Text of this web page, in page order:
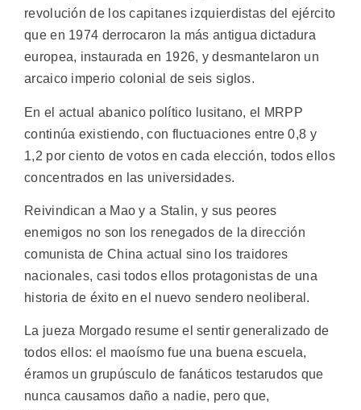
revolución de los capitanes izquierdistas del ejército
que en 1974 derrocaron la más antigua dictadura
europea, instaurada en 1926, y desmantelaron un
arcaico imperio colonial de seis siglos.
En el actual abanico político lusitano, el MRPP
continúa existiendo, con fluctuaciones entre 0,8 y
1,2 por ciento de votos en cada elección, todos ellos
concentrados en las universidades.
Reivindican a Mao y a Stalin, y sus peores
enemigos no son los renegados de la dirección
comunista de China actual sino los traidores
nacionales, casi todos ellos protagonistas de una
historia de éxito en el nuevo sendero neoliberal.
La jueza Morgado resume el sentir generalizado de
todos ellos: el maoísmo fue una buena escuela,
éramos un grupúsculo de fanáticos testarudos que
nunca causamos daño a nadie, pero que,